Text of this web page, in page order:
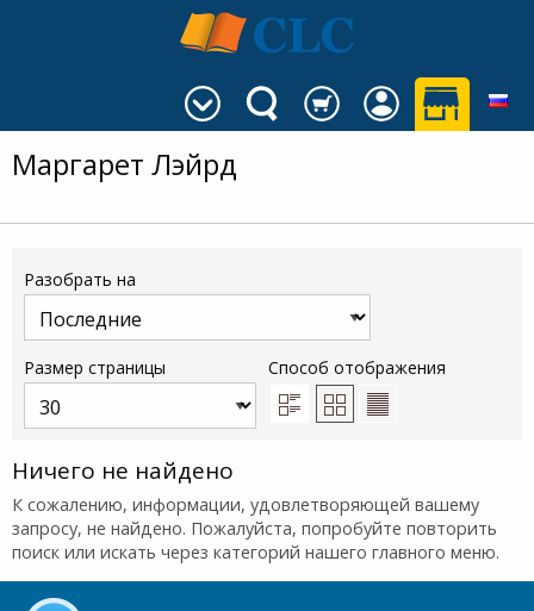
Маргарет Лэйрд
Разобрать на
Размер страницы Способ отображения
Ничего не найдено
К сожалению, информации, удовлетворяющей вашему
запросу, не найдено. Пожалуйста, попробуйте повторить
поиск или искать через категорий нашего главного меню.